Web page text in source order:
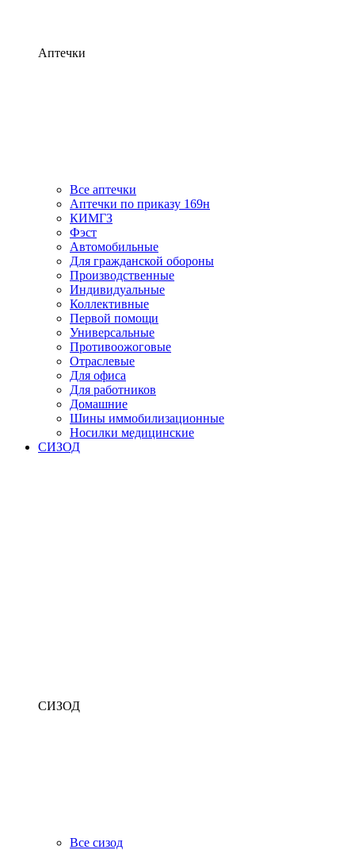
Аптечки
Все аптечки
Аптечки по приказу 169н
КИМГЗ
Фэст
Автомобильные
Для гражданской обороны
Производственные
Индивидуальные
Коллективные
Первой помощи
Универсальные
Противоожоговые
Отраслевые
Для офиса
Для работников
Домашние
Шины иммобилизационные
Носилки медицинские
СИЗОД
СИЗОД
Все сизод